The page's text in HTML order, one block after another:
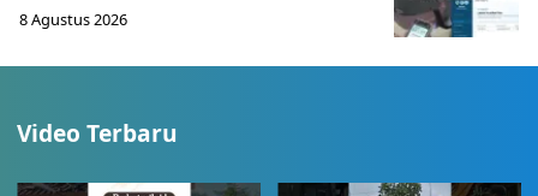
8 Agustus 2026
Video Terbaru